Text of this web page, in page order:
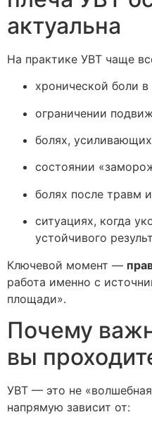
актуальна
На практике УВТ чаще
хронической боли в
ограничении
болях,
состоянии
болях после травм
ситуациях, когда
устойчивого
Ключевой момент —
работа именно с
площади».
Почему
вы
УВТ — это не
напрямую зависит от: